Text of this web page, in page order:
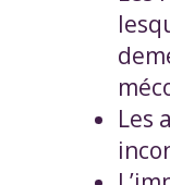
Les